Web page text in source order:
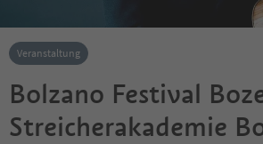
Veranstaltung
Bolzano Festival
Streicherakademie